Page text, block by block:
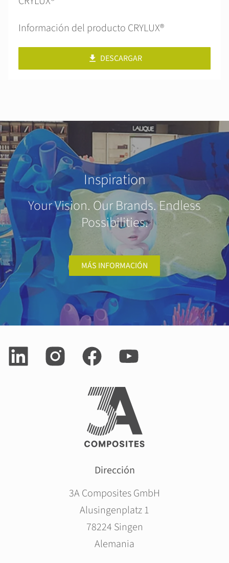
Información del producto CRYLUX®
DESCARGAR
Inspiration
Your Vision. Our Brands. Endless
Possibilities.
MÁS INFORMACIÓN
Dirección
3A Composites GmbH
Alusingenplatz 1
78224 Singen
Alemania